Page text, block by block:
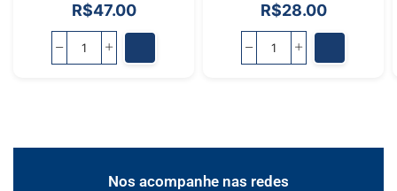
R$47.00 R$28.00
Nos acompanhe nas redes